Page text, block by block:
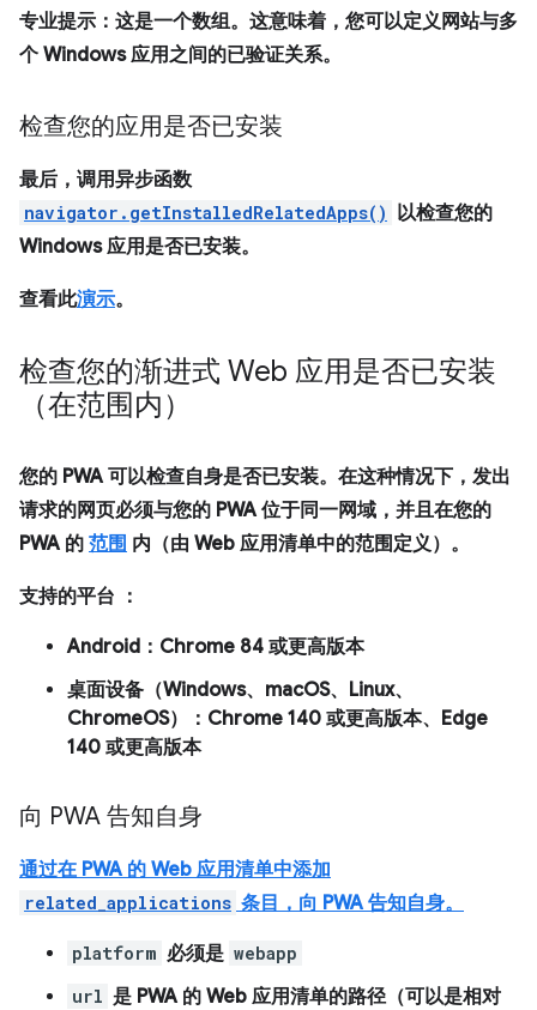
专业提示：这是一个数组。这意味着，您可以定义网站与多
个 Windows 应用之间的已验证关系。
检查您的应用是否已安装
最后，调用异步函数
navigator.getInstalledRelatedApps() 以检查您的
Windows 应用是否已安装。
查看此演示。
检查您的渐进式 Web 应用是否已安装
（在范围内）
您的 PWA 可以检查自身是否已安装。在这种情况下，发出
请求的网页必须与您的 PWA 位于同一网域，并且在您的
PWA 的 范围 内（由 Web 应用清单中的范围定义）。
支持的平台 ：
Android：Chrome 84 或更高版本
桌面设备（Windows、macOS、Linux、
ChromeOS）：Chrome 140 或更高版本、Edge
140 或更高版本
向 PWA 告知自身
通过在 PWA 的 Web 应用清单中添加
related_applications 条目，向 PWA 告知自身。
platform 必须是 webapp
url 是 PWA 的 Web 应用清单的路径（可以是相对